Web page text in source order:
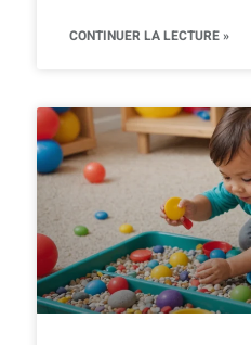
CONTINUER LA LECTURE »